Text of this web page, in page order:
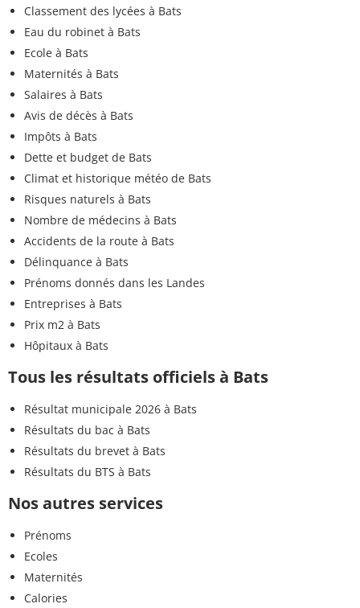
Classement des lycées à Bats
Eau du robinet à Bats
Ecole à Bats
Maternités à Bats
Salaires à Bats
Avis de décès à Bats
Impôts à Bats
Dette et budget de Bats
Climat et historique météo de Bats
Risques naturels à Bats
Nombre de médecins à Bats
Accidents de la route à Bats
Délinquance à Bats
Prénoms donnés dans les Landes
Entreprises à Bats
Prix m2 à Bats
Hôpitaux à Bats
Tous les résultats officiels à Bats
Résultat municipale 2026 à Bats
Résultats du bac à Bats
Résultats du brevet à Bats
Résultats du BTS à Bats
Nos autres services
Prénoms
Ecoles
Maternités
Calories